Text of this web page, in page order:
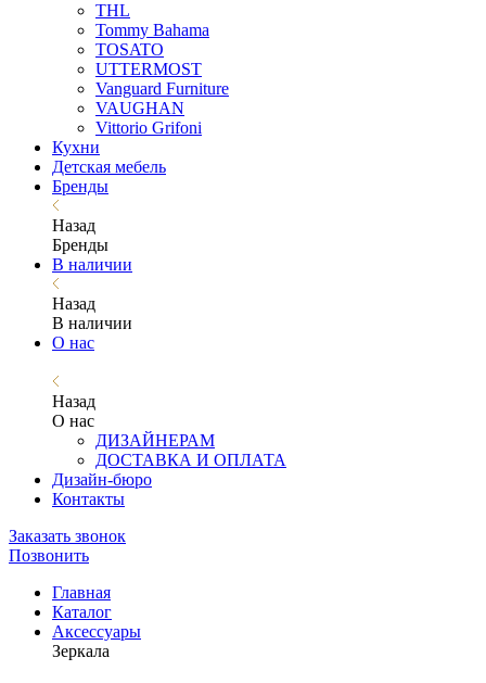
THL
Tommy Bahama
TOSATO
UTTERMOST
Vanguard Furniture
VAUGHAN
Vittorio Grifoni
Кухни
Детская мебель
Бренды
Назад
Бренды
В наличии
Назад
В наличии
О нас
Назад
О нас
ДИЗАЙНЕРАМ
ДОСТАВКА И ОПЛАТА
Дизайн-бюро
Контакты
Заказать звонок
Позвонить
Главная
Каталог
Аксессуары
Зеркала